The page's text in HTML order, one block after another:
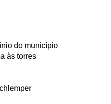
do município
às torres